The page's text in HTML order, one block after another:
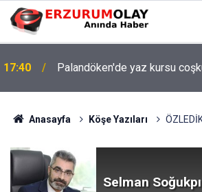
17:40 Palandöken'de yaz kursu
17:37 TÜBİTAK desteği aldı
Anasayfa Köşe Yazıları
Selman